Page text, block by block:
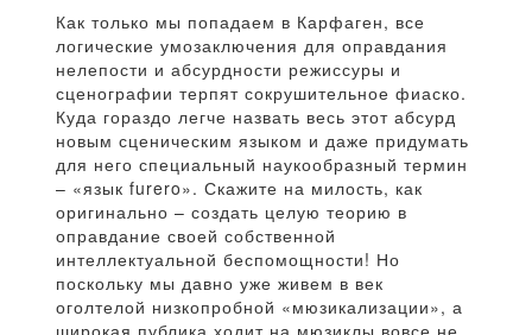
Как только мы попадаем в Карфаген, все
логические умозаключения для оправдания
нелепости и абсурдности режиссуры и
сценографии терпят сокрушительное фиаско.
Куда гораздо легче назвать весь этот абсурд
новым сценическим языком и даже придумать
для него специальный наукообразный термин
– «язык furero». Скажите на милость, как
оригинально – создать целую теорию в
оправдание своей собственной
интеллектуальной беспомощности! Но
поскольку мы давно уже живем в век
оголтелой низкопробной «мюзикализации», а